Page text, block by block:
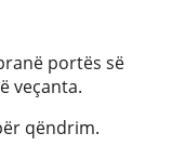
portës së
veçanta.
qëndrim.